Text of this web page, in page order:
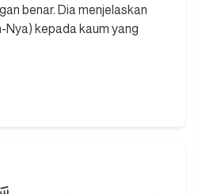
benar. Dia menjelaskan
kepada kaum yang